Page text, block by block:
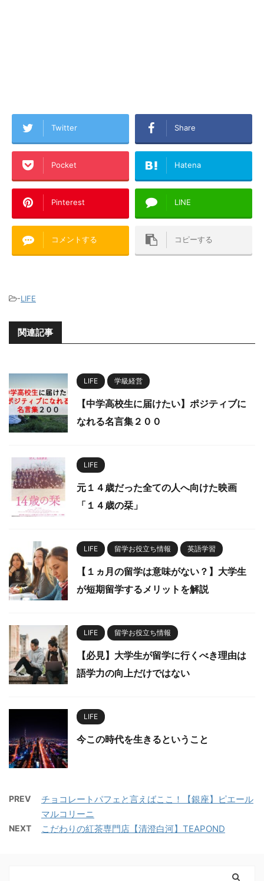
Twitter Share
Pocket Hatena
Pinterest LINE
コメントする コピーする
-LIFE
関連記事
LIFE 学級経営
【中学高校生に届けたい】ポジティブに
なれる名言集２００
LIFE
元１４歳だった全ての人へ向けた映画
「１４歳の栞」
LIFE 留学お役立ち情報 英語学習
【１ヵ月の留学は意味がない？】大学生
が短期留学するメリットを解説
LIFE 留学お役立ち情報
【必見】大学生が留学に行くべき理由は
語学力の向上だけではない
LIFE
今この時代を生きるということ
PREV
チョコレートパフェと言えばここ！【銀座】ピエール
マルコリーニ
NEXT こだわりの紅茶専門店【清澄白河】TEAPOND